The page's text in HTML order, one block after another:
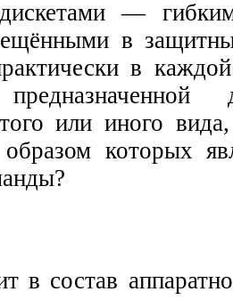
—
в
в
или иного
которых
в состав